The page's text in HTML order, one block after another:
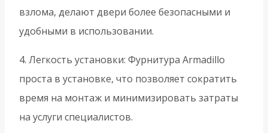
взлома, делают двери более безопасными и
удобными в использовании.
4. Легкость установки: Фурнитура Armadillo
проста в установке, что позволяет сократить
время на монтаж и минимизировать затраты
на услуги специалистов.